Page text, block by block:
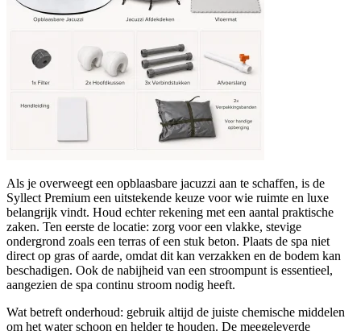
Als je overweegt een opblaasbare jacuzzi aan te schaffen, is de
Syllect Premium een uitstekende keuze voor wie ruimte en luxe
belangrijk vindt. Houd echter rekening met een aantal praktische
zaken. Ten eerste de locatie: zorg voor een vlakke, stevige
ondergrond zoals een terras of een stuk beton. Plaats de spa niet
direct op gras of aarde, omdat dit kan verzakken en de bodem kan
beschadigen. Ook de nabijheid van een stroompunt is essentieel,
aangezien de spa continu stroom nodig heeft.
Wat betreft onderhoud: gebruik altijd de juiste chemische middelen
om het water schoon en helder te houden. De meegeleverde